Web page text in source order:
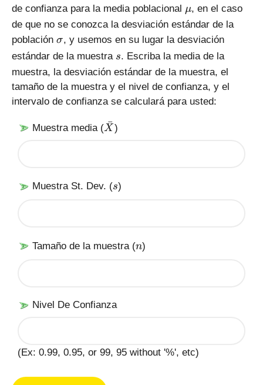
de confianza para la media poblacional \
m
μ, en el caso
de que no se conozca la desviación estándar de la
población \
si
m
a
σ, y usemos en su lugar la desviación
estándar de la muestra s
s. Escriba la media de la
muestra, la desviación estándar de la muestra, el
tamaño de la muestra y el nivel de confianza, y el
intervalo de confianza se calculará para usted:
Muestra media (\
X
ˉ)
Muestra St. Dev. (s
s)
Tamaño de la muestra (n
n)
Nivel De Confianza
(Ex: 0.99, 0.95, or 99, 95 without '%', etc)